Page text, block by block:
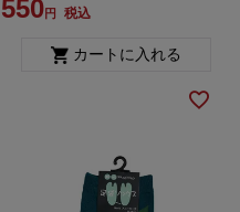
550 税込
カートに入れる